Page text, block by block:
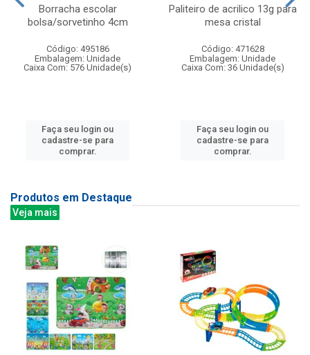
Borracha escolar
bolsa/sorvetinho 4cm
Código: 495186
Embalagem: Unidade
Caixa Com: 576 Unidade(s)
Faça seu login ou
cadastre-se para
comprar.
Paliteiro de acrilico 13g para
mesa cristal
Código: 471628
Embalagem: Unidade
Caixa Com: 36 Unidade(s)
Faça seu login ou
cadastre-se para
comprar.
Produtos em Destaque
Veja mais